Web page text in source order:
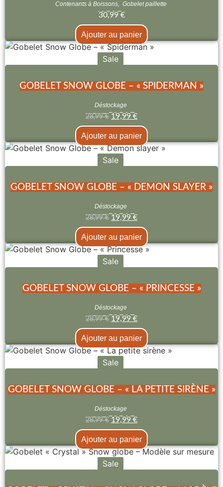
Contenants à Boissons, Gobelet paillette
30,99 €
Ajouter au panier
Sale
GOBELET SNOW GLOBE – « SPIDERMAN »
Déstockage
28,99€ 19,99 €
Ajouter au panier
Sale
GOBELET SNOW GLOBE – « DEMON SLAYER »
Déstockage
28,99€ 19,99 €
Ajouter au panier
Sale
GOBELET SNOW GLOBE – « PRINCESSE »
Déstockage
28,99€ 19,99 €
Ajouter au panier
Sale
GOBELET SNOW GLOBE – « LA PETITE SIRÈNE »
Déstockage
28,99€ 19,99 €
Ajouter au panier
Sale